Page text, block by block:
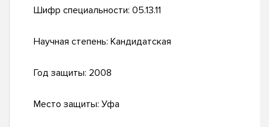
Шифр специальности: 05.13.11
Научная степень: Кандидатская
Год защиты: 2008
Место защиты: Уфа